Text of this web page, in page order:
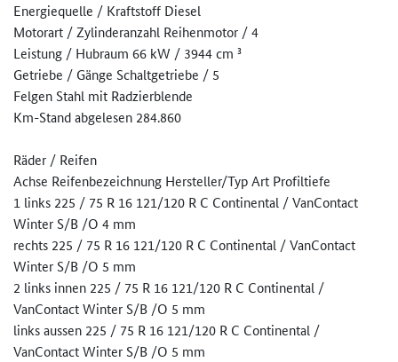
Energiequelle / Kraftstoff Diesel
Motorart / Zylinderanzahl Reihenmotor / 4
Leistung / Hubraum 66 kW / 3944 cm ³
Getriebe / Gänge Schaltgetriebe / 5
Felgen Stahl mit Radzierblende
Km-Stand abgelesen 284.860
Räder / Reifen
Achse Reifenbezeichnung Hersteller/Typ Art Profiltiefe
1 links 225 / 75 R 16 121/120 R C Continental / VanContact
Winter S/B /O 4 mm
rechts 225 / 75 R 16 121/120 R C Continental / VanContact
Winter S/B /O 5 mm
2 links innen 225 / 75 R 16 121/120 R C Continental /
VanContact Winter S/B /O 5 mm
links aussen 225 / 75 R 16 121/120 R C Continental /
VanContact Winter S/B /O 5 mm